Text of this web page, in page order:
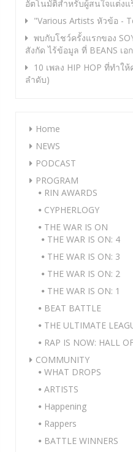
อัตโนมัติสำหรับผู้สนใจแต่งแ
"Various Artists หัวข้อ -
พบกับโชว์ครั้งแรกของ
สังกัด ไร้ข้อมูล ที่ BEANS เอ
10 เพลง HIP HOP ที่ทำใ
ลำดับ)
Home
NEWS
PODCAST
PROGRAM
RIN AWARDS
CYPHERLOGY
THE WAR IS ON
THE WAR IS ON: 4
THE WAR IS ON: 3
THE WAR IS ON: 2
THE WAR IS ON: 1
BEAT BATTLE
THE ULTIMATE
RAP IS NOW: HALL
COMMUNITY
WHAT DROPS
ARTISTS
Happening
Rappers
BATTLE WINNERS